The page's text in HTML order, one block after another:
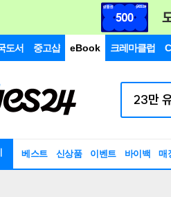
도서 중고샵 eBook 크레마클럽
베스트 신상품 이벤트 바이백 매